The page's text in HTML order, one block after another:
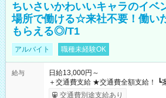
ちいさいかわいいキャラのイベ
場所で働ける☆来社不要！働い
もらえる◎/T1
アルバイト 職種未経験OK
給与
日給13,000円～
＋交通費支給 ★交通費全額支給！ ┗案件により規定あり ★日払
いOK！（規定あり） ┗働いたその
交通費別途支給あり